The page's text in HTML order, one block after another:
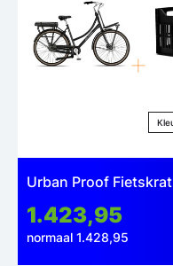
Urban Proof Fietskrat
1.423,95
normaal 1.428,95